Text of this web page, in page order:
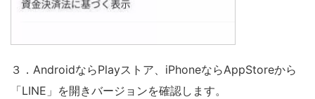
３．AndroidならPlayストア、iPhoneならAppStoreから
「LINE」を開きバージョンを確認します。